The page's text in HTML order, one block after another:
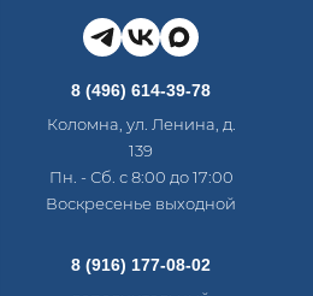
8 (496) 614-39-78
Коломна, ул. Ленина, д.
139
Пн. - Сб. с 8:00 до 17:00
Воскресенье выходной
8 (916) 177-08-02